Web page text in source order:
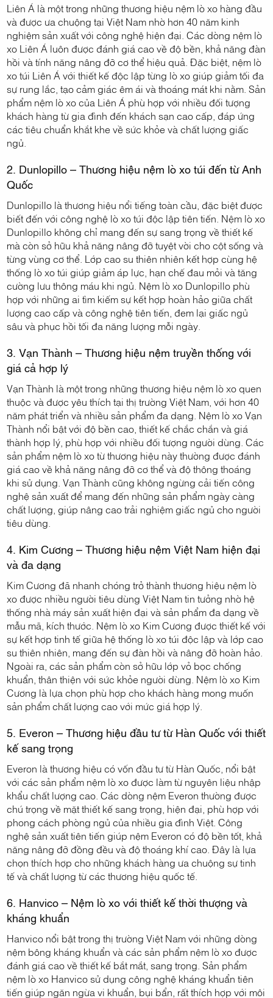
Liên Á là một trong những thương hiệu nệm lò xo hàng đầu
và được ưa chuộng tại Việt Nam nhờ hơn 40 năm kinh
nghiệm sản xuất với công nghệ hiện đại. Các dòng nệm lò
xo Liên Á luôn được đánh giá cao về độ bền, khả năng đàn
hồi và tính năng nâng đỡ cơ thể hiệu quả. Đặc biệt, nệm lò
xo túi Liên Á với thiết kế độc lập từng lò xo giúp giảm tối đa
sự rung lắc, tạo cảm giác êm ái và thoáng mát khi nằm. Sản
phẩm nệm lò xo của Liên Á phù hợp với nhiều đối tượng
khách hàng từ gia đình đến khách sạn cao cấp, đáp ứng
các tiêu chuẩn khắt khe về sức khỏe và chất lượng giấc
ngủ.
2. Dunlopillo – Thương hiệu nệm lò xo túi đến từ Anh
Quốc
Dunlopillo là thương hiệu nổi tiếng toàn cầu, đặc biệt được
biết đến với công nghệ lò xo túi độc lập tiên tiến. Nệm lò xo
Dunlopillo không chỉ mang đến sự sang trọng về thiết kế
mà còn sở hữu khả năng nâng đỡ tuyệt vời cho cột sống và
từng vùng cơ thể. Lớp cao su thiên nhiên kết hợp cùng hệ
thống lò xo túi giúp giảm áp lực, hạn chế đau mỏi và tăng
cường lưu thông máu khi ngủ. Nệm lò xo Dunlopillo phù
hợp với những ai tìm kiếm sự kết hợp hoàn hảo giữa chất
lượng cao cấp và công nghệ tiên tiến, đem lại giấc ngủ
sâu và phục hồi tối đa năng lượng mỗi ngày.
3. Vạn Thành – Thương hiệu nệm truyền thống với
giá cả hợp lý
Vạn Thành là một trong những thương hiệu nệm lò xo quen
thuộc và được yêu thích tại thị trường Việt Nam, với hơn 40
năm phát triển và nhiều sản phẩm đa dạng. Nệm lò xo Vạn
Thành nổi bật với độ bền cao, thiết kế chắc chắn và giá
thành hợp lý, phù hợp với nhiều đối tượng người dùng. Các
sản phẩm nệm lò xo từ thương hiệu này thường được đánh
giá cao về khả năng nâng đỡ cơ thể và độ thông thoáng
khi sử dụng. Vạn Thành cũng không ngừng cải tiến công
nghệ sản xuất để mang đến những sản phẩm ngày càng
chất lượng, giúp nâng cao trải nghiệm giấc ngủ cho người
tiêu dùng.
4. Kim Cương – Thương hiệu nệm Việt Nam hiện đại
và đa dạng
Kim Cương đã nhanh chóng trở thành thương hiệu nệm lò
xo được nhiều người tiêu dùng Việt Nam tin tưởng nhờ hệ
thống nhà máy sản xuất hiện đại và sản phẩm đa dạng về
mẫu mã, kích thước. Nệm lò xo Kim Cương được thiết kế với
sự kết hợp tinh tế giữa hệ thống lò xo túi độc lập và lớp cao
su thiên nhiên, mang đến sự đàn hồi và nâng đỡ hoàn hảo.
Ngoài ra, các sản phẩm còn sở hữu lớp vỏ bọc chống
khuẩn, thân thiện với sức khỏe người dùng. Nệm lò xo Kim
Cương là lựa chọn phù hợp cho khách hàng mong muốn
sản phẩm chất lượng cao với mức giá hợp lý.
5. Everon – Thương hiệu đầu tư từ Hàn Quốc với thiết
kế sang trọng
Everon là thương hiệu có vốn đầu tư từ Hàn Quốc, nổi bật
với các sản phẩm nệm lò xo được làm từ nguyên liệu nhập
khẩu chất lượng cao. Các dòng nệm Everon thường được
chú trọng về mặt thiết kế sang trọng, hiện đại, phù hợp với
phong cách phòng ngủ của nhiều gia đình Việt. Công
nghệ sản xuất tiên tiến giúp nệm Everon có độ bền tốt, khả
năng nâng đỡ đồng đều và độ thoáng khí cao. Đây là lựa
chọn thích hợp cho những khách hàng ưa chuộng sự tinh
tế và chất lượng từ các thương hiệu quốc tế.
6. Hanvico – Nệm lò xo với thiết kế thời thượng và
kháng khuẩn
Hanvico nổi bật trong thị trường Việt Nam với những dòng
nệm bông kháng khuẩn và các sản phẩm nệm lò xo được
đánh giá cao về thiết kế bắt mắt, sang trọng. Sản phẩm
nệm lò xo Hanvico sử dụng công nghệ kháng khuẩn tiên
tiến giúp ngăn ngừa vi khuẩn, bụi bẩn, rất thích hợp với môi